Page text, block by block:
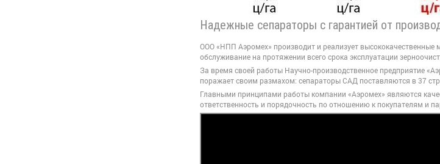
Надежные сепараторы с гарантией от
ООО «НПП Аэромех» производит и реализует
обслуживание на протяжении всего срока эксплуатации
За время своей работы Научно-производственное предприятие
поражает своим размахом: сепараторы САД поставляются в 37
Главными принципами работы компании «Аэромех» являются
ответственность и порядочность по отношению к покупателям и